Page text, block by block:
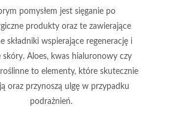
pomysłem jest sięganie po
produkty oraz te zawierające
składniki wspierające regenerację i
skóry. Aloes, kwas hialuronowy czy
to elementy, które skutecznie
oraz przynoszą ulgę w przypadku
podrażnień.